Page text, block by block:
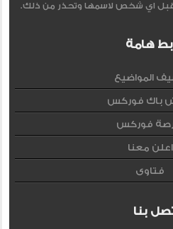
اي شخص لاسمها وتحذر من ذلك.
هامة
المواضيع
باك فوركس
فوركس
اعلن معنا
فتاوى
بنا